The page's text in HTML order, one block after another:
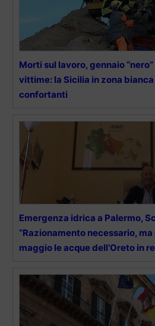
Morti sul lavoro, gennaio
vittime: la Sicilia in zona
confortanti
Emergenza idrica a Palermo,
“Razionamento necessario,
maggio le acque dell’Oreto in